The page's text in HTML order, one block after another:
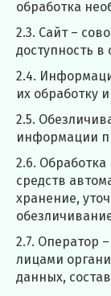
обработка
2.3. Сайт –
доступность в
2.4.
их обработку
2.5.
информации
2.6.
средств
хранение,
2.7. Оператор
лицами
данных,